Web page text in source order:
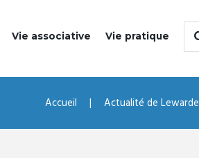
Vie associative Vie pratique
Accueil Actualité de Lewarde